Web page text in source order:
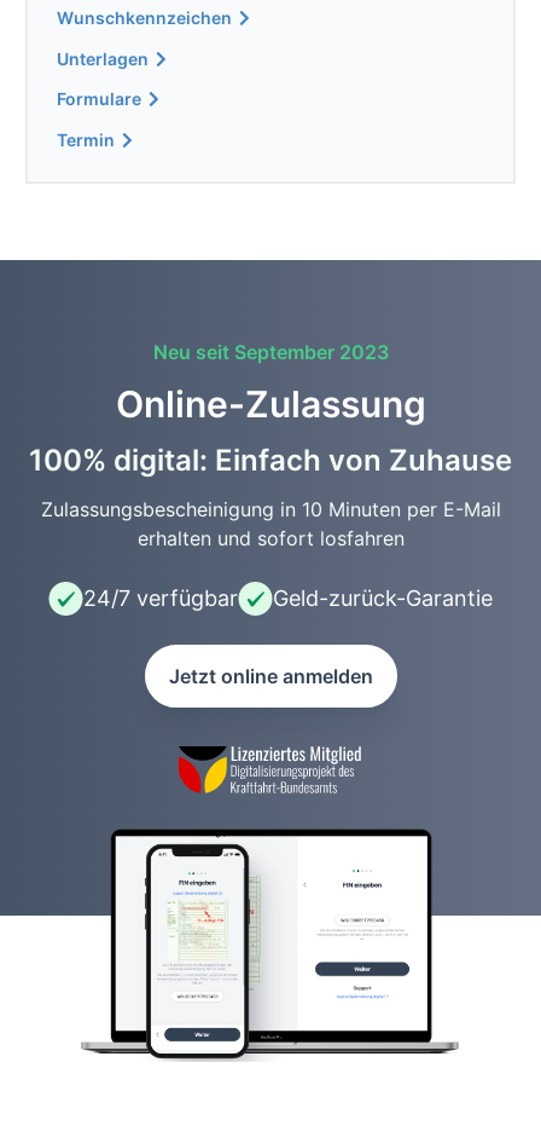
Wunschkennzeichen
Unterlagen
Formulare
Termin
Neu seit September 2023
Online-Zulassung
100% digital: Einfach von Zuhause
Zulassungsbescheinigung in 10 Minuten per E-Mail
erhalten und sofort losfahren
24/7 verfügbar Geld-zurück-Garantie
Jetzt online anmelden